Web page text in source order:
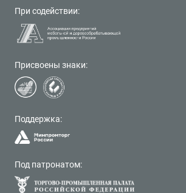
При содействии:
Присвоены знаки:
Поддержка:
Под патронатом: